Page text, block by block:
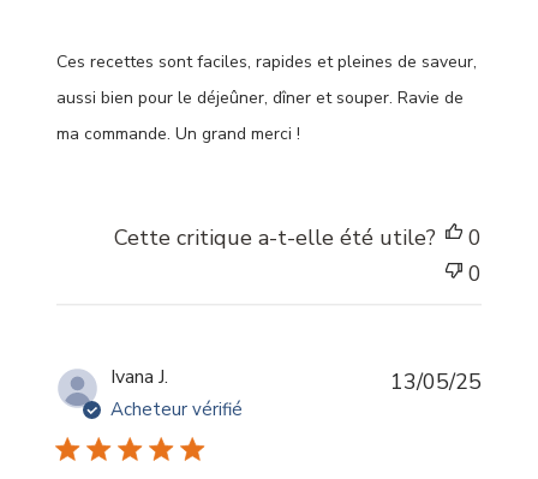
Ces recettes sont faciles, rapides et pleines de saveur,
aussi bien pour le déjeûner, dîner et souper. Ravie de
ma commande. Un grand merci !
Cette critique a-t-elle été utile?
0
0
Ivana J.
Acheteur vérifié
13/05/25